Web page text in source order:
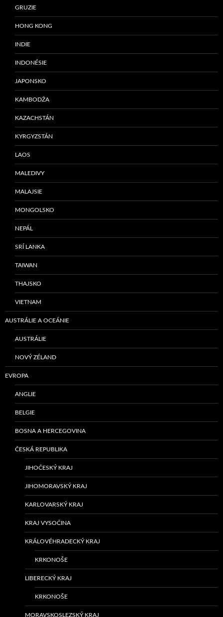
GRUZIE
HONG KONG
INDIE
INDONÉSIE
JAPONSKO
KAMBODŽA
KAZACHSTÁN
KYRGYZSTÁN
LAOS
MALEDIVY
MALAJSIE
MONGOLSKO
NEPÁL
SRÍ LANKA
TAIWAN
THAJSKO
VIETNAM
AUSTRÁLIE A OCEÁNIE
AUSTRÁLIE
NOVÝ ZÉLAND
EVROPA
ANGLIE
BELGIE
BOSNA A HERCEGOVINA
ČESKÁ REPUBLIKA
JIHOČESKÝ KRAJ
JIHOMORAVSKÝ KRAJ
KARLOVARSKÝ KRAJ
KRAJ VYSOČINA
KRÁLOVÉHRADECKÝ KRAJ
KRKONOŠE
LIBERECKÝ KRAJ
KRKONOŠE
MORAVSKOSLEZSKÝ KRAJ